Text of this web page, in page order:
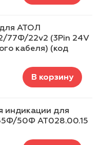
АТОЛ
77Ф/22v2 (3Pin 24V
кабеля) (код
В корзину
индикации для
50Ф AT028.00.15